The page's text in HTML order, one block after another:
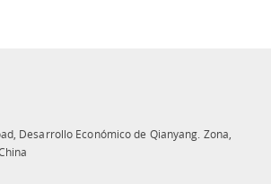
Desarrollo Económico de Qianyang. Zona,